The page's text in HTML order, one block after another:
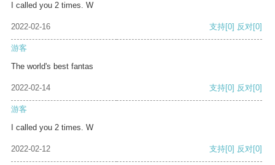
I called you 2 times. W
2022-02-16 支持[0] 反对[0]
游客
The world's best fantas
2022-02-14 支持[0] 反对[0]
游客
I called you 2 times. W
2022-02-12 支持[0] 反对[0]